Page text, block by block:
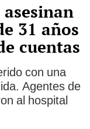
31 años
cuentas
con una
Agentes de
al hospital